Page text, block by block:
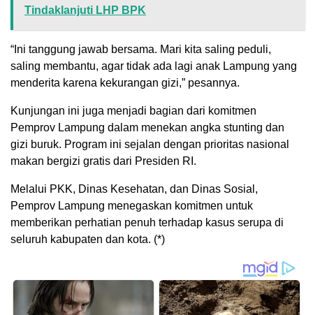
Tindaklanjuti LHP BPK
“Ini tanggung jawab bersama. Mari kita saling peduli,
saling membantu, agar tidak ada lagi anak Lampung yang
menderita karena kekurangan gizi,” pesannya.
Kunjungan ini juga menjadi bagian dari komitmen
Pemprov Lampung dalam menekan angka stunting dan
gizi buruk. Program ini sejalan dengan prioritas nasional
makan bergizi gratis dari Presiden RI.
Melalui PKK, Dinas Kesehatan, dan Dinas Sosial,
Pemprov Lampung menegaskan komitmen untuk
memberikan perhatian penuh terhadap kasus serupa di
seluruh kabupaten dan kota. (*)